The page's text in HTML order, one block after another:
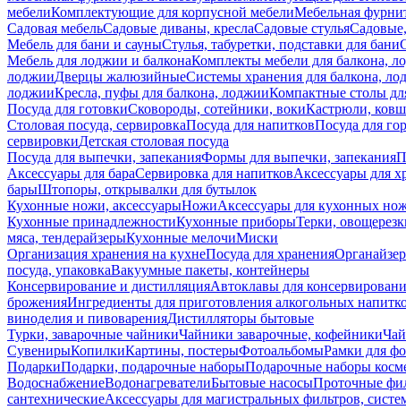
мебелиКомплектующие для корпусной мебелиМебельная
Садовая мебельСадовые диваны, креслаСадовые стулья
Мебель для бани и сауныСтулья, табуретки, подставки для бани
Мебель для лоджии и балконаКомплекты мебели для балкона,
лоджииДверцы жалюзийныеСистемы хранения для балкона,
лоджииКресла, пуфы для балкона, лоджииКомпактные столы
Посуда для готовкиСковороды, сотейники, вокиКастрюли,
Столовая посуда, сервировкаПосуда для напитковПосуда для
сервировкиДетская столовая посуда
Посуда для выпечки, запеканияФормы для выпечки, запекания
Аксессуары для бараСервировка для напитковАксессуары для
барыШтопоры, открывалки для бутылок
Кухонные ножи, аксессуарыНожиАксессуары для кухонных
Кухонные принадлежностиКухонные приборыТерки,
мяса, тендерайзерыКухонные мелочиМиски
Организация хранения на кухнеПосуда для хранения
посуда, упаковкаВакуумные пакеты, контейнеры
Консервирование и дистилляцияАвтоклавы для
броженияИнгредиенты для приготовления алкогольных
виноделия и пивоваренияДистилляторы бытовые
Турки, заварочные чайникиЧайники заварочные, кофейники
СувенирыКопилкиКартины, постерыФотоальбомыРамки для
ПодаркиПодарки, подарочные наборыПодарочные наборы
ВодоснабжениеВодонагревателиБытовые насосыПроточные
сантехническиеАксессуары для магистральных фильтров,